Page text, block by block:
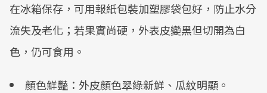
在冰箱保存，可用報紙包裝加塑膠袋包好，防止水分
流失及老化；若果實尚硬，外表皮變黑但切開為白
色，仍可食用。
顏色鮮豔：外皮顏色翠綠新鮮、瓜紋明顯。